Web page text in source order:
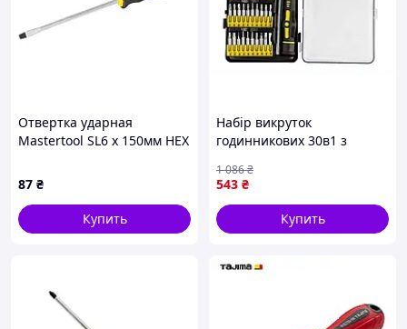
Отвертка ударная
Mastertool SL6 x 150мм HEX
87 ₴
Купить
Набір викруток
годинникових 30в1 з
ремонту годинників у
пластиковому кейсі
543 ₴
1 086₴
Купить